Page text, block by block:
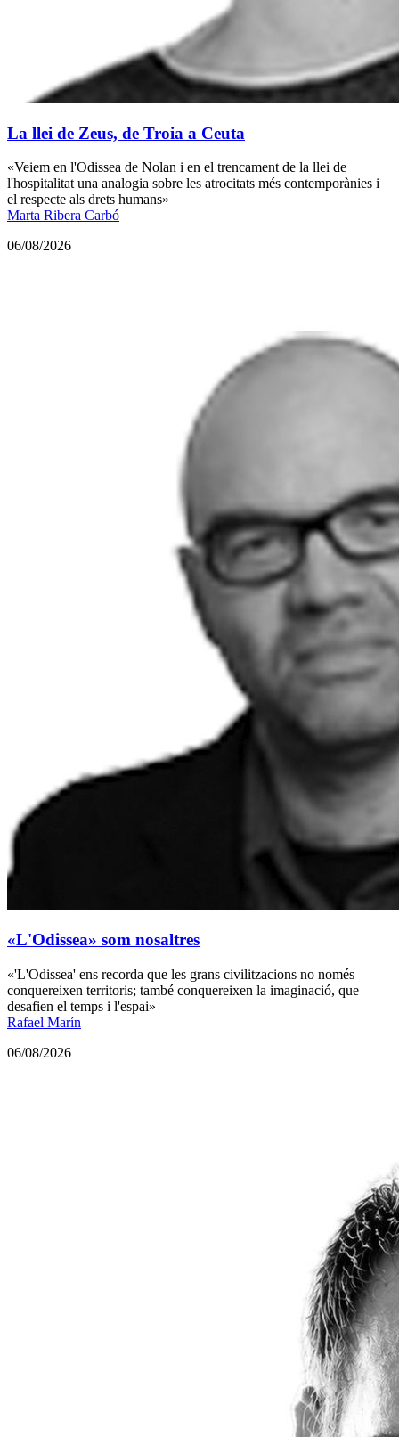
La llei de Zeus, de Troia a Ceuta
«Veiem en l'Odissea de Nolan i en el trencament de la llei de
l'hospitalitat una analogia sobre les atrocitats més contemporànies i
el respecte als drets humans»
Marta Ribera Carbó
06/08/2026
«L'Odissea» som nosaltres
«'L'Odissea' ens recorda que les grans civilitzacions no només
conquereixen territoris; també conquereixen la imaginació, que
desafien el temps i l'espai»
Rafael Marín
06/08/2026